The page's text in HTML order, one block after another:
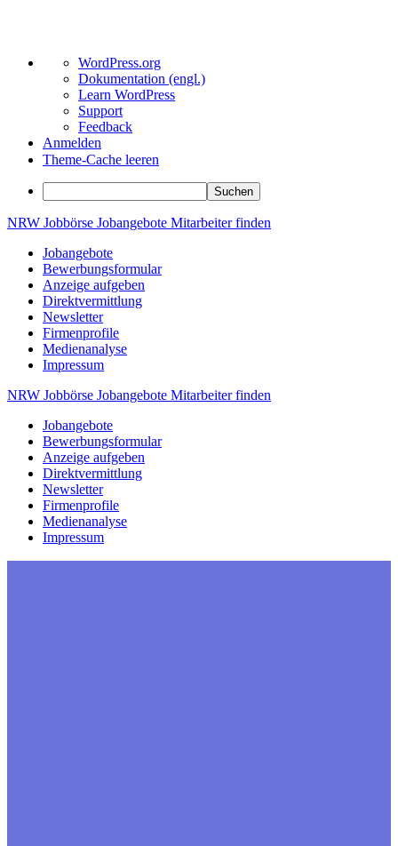
Über
WordPress
WordPress.org
Dokumentation (engl.)
Learn WordPress
Support
Feedback
Anmelden
Theme-Cache leeren
Suchen
Zum
springen
NRW Jobbörse Jobangebote Mitarbeiterfinden
Jobangebote
Bewerbungsformular
Anzeige aufgeben
Direktvermittlung
Newsletter
Firmenprofile
Medienanalyse
Impressum
NRW Jobbörse Jobangebote Mitarbeiterfinden
Jobangebote
Bewerbungsformular
Anzeige aufgeben
Direktvermittlung
Newsletter
Firmenprofile
Medienanalyse
Impressum